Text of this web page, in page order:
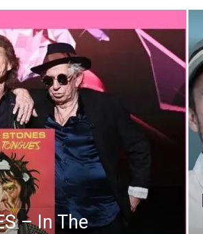
– In The